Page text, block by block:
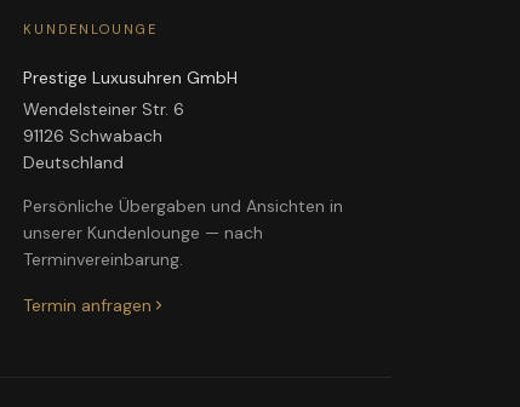
KUNDENLOUNGE
Prestige Luxusuhren GmbH
Wendelsteiner Str. 6
91126 Schwabach
Deutschland
Persönliche Übergaben und Ansichten in
unserer Kundenlounge — nach
Terminvereinbarung.
Termin anfragen